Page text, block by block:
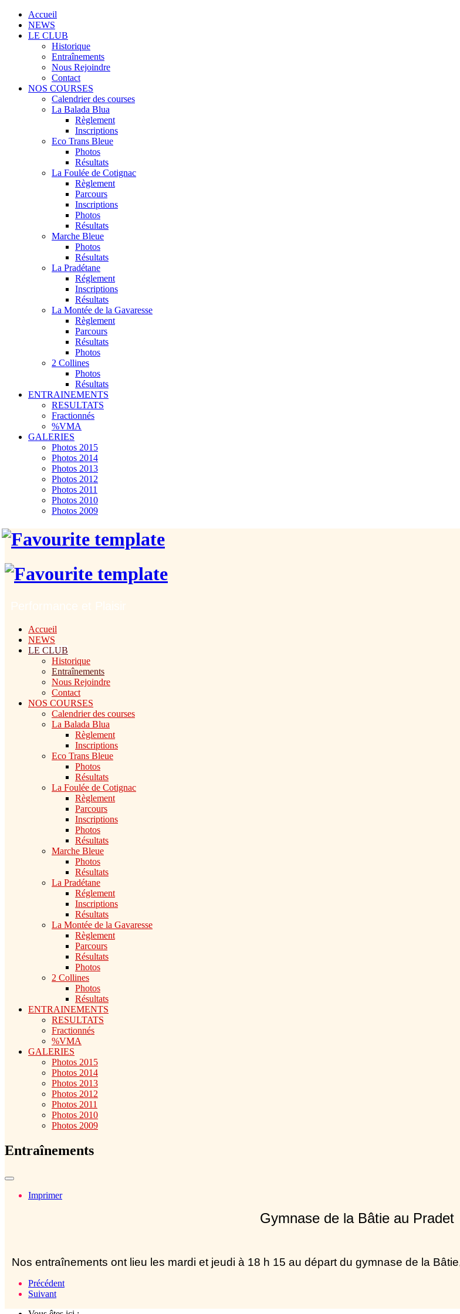
Accueil
NEWS
LE CLUB
Historique
Entraînements
Nous Rejoindre
Contact
NOS COURSES
Calendrier des courses
La Balada Blua
Règlement
Inscriptions
Eco Trans Bleue
Photos
Résultats
La Foulée de Cotignac
Règlement
Parcours
Inscriptions
Photos
Résultats
Marche Bleue
Photos
Résultats
La Pradétane
Réglement
Inscriptions
Résultats
La Montée de la Gavaresse
Règlement
Parcours
Résultats
Photos
2 Collines
Photos
Résultats
ENTRAINEMENTS
RESULTATS
Fractionnés
%VMA
GALERIES
Photos 2015
Photos 2014
Photos 2013
Photos 2012
Photos 2011
Photos 2010
Photos 2009
Accueil
NEWS
LE CLUB
Historique
Entraînements
Nous Rejoindre
Contact
NOS COURSES
Calendrier des courses
La Balada Blua
Règlement
Inscriptions
Eco Trans Bleue
Photos
Résultats
La Foulée de Cotignac
Règlement
Parcours
Inscriptions
Photos
Résultats
Marche Bleue
Photos
Résultats
La Pradétane
Réglement
Inscriptions
Résultats
La Montée de la Gavaresse
Règlement
Parcours
Résultats
Photos
2 Collines
Photos
Résultats
ENTRAINEMENTS
RESULTATS
Fractionnés
%VMA
GALERIES
Photos 2015
Photos 2014
Photos 2013
Photos 2012
Photos 2011
Photos 2010
Photos 2009
Entraînements
Imprimer
Gymnase de la Bâtie au Pradet
Nos entraînements ont lieu les mardi et jeudi à 18 h 15 au départ du gymnase de la
Précédent
Suivant